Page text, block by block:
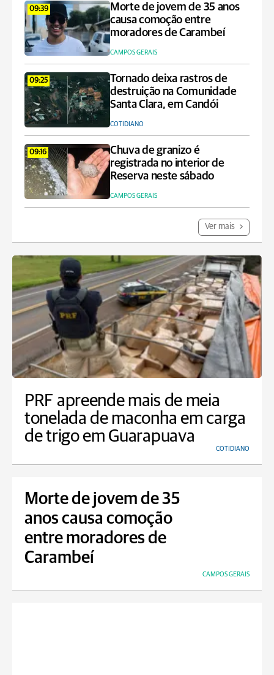
09:39
Morte de jovem de 35 anos
causa comoção entre
moradores de Carambeí
CAMPOS GERAIS
09:25
Tornado deixa rastros de
destruição na Comunidade
Santa Clara, em Candói
COTIDIANO
09:16
Chuva de granizo é
registrada no interior de
Reserva neste sábado
CAMPOS GERAIS
Ver mais
PRF apreende mais de meia
tonelada de maconha em carga
de trigo em Guarapuava
COTIDIANO
Morte de jovem de 35
anos causa comoção
entre moradores de
Carambeí
CAMPOS GERAIS